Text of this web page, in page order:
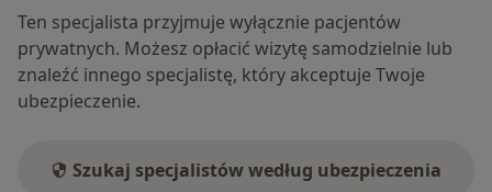
Ten specjalista przyjmuje wyłącznie pacjentów
prywatnych. Możesz opłacić wizytę samodzielnie lub
znaleźć innego specjalistę, który akceptuje Twoje
ubezpieczenie.
Szukaj specjalistów według ubezpieczenia